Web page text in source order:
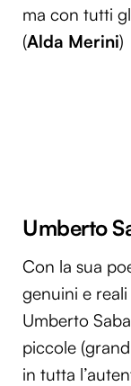
ma con tutti
(Alda Merini)
Umberto
Con la sua
genuini e reali
Umberto
piccole
in tutta